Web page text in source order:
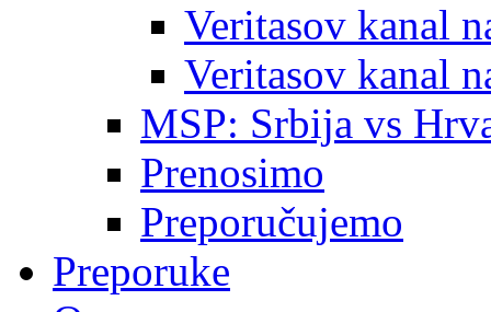
Veritasov kanal
Veritasov kanal
MSP: Srbija vs
Prenosimo
Preporučujemo
Preporuke